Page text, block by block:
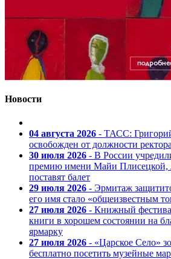
Новости
04 августа 2026 - ТАСС:
освобожден от должности
30 июля 2026 - В России
премию имени Майи Плисецкой,
поставят балет
29 июля 2026 - Эрмитаж
его имя стало «общеизвестным
27 июля 2026 - Книжный
книги в хорошем состоянии на
ярмарку
27 июля 2026 - «Царское Село»
бесплатно посетить музейные